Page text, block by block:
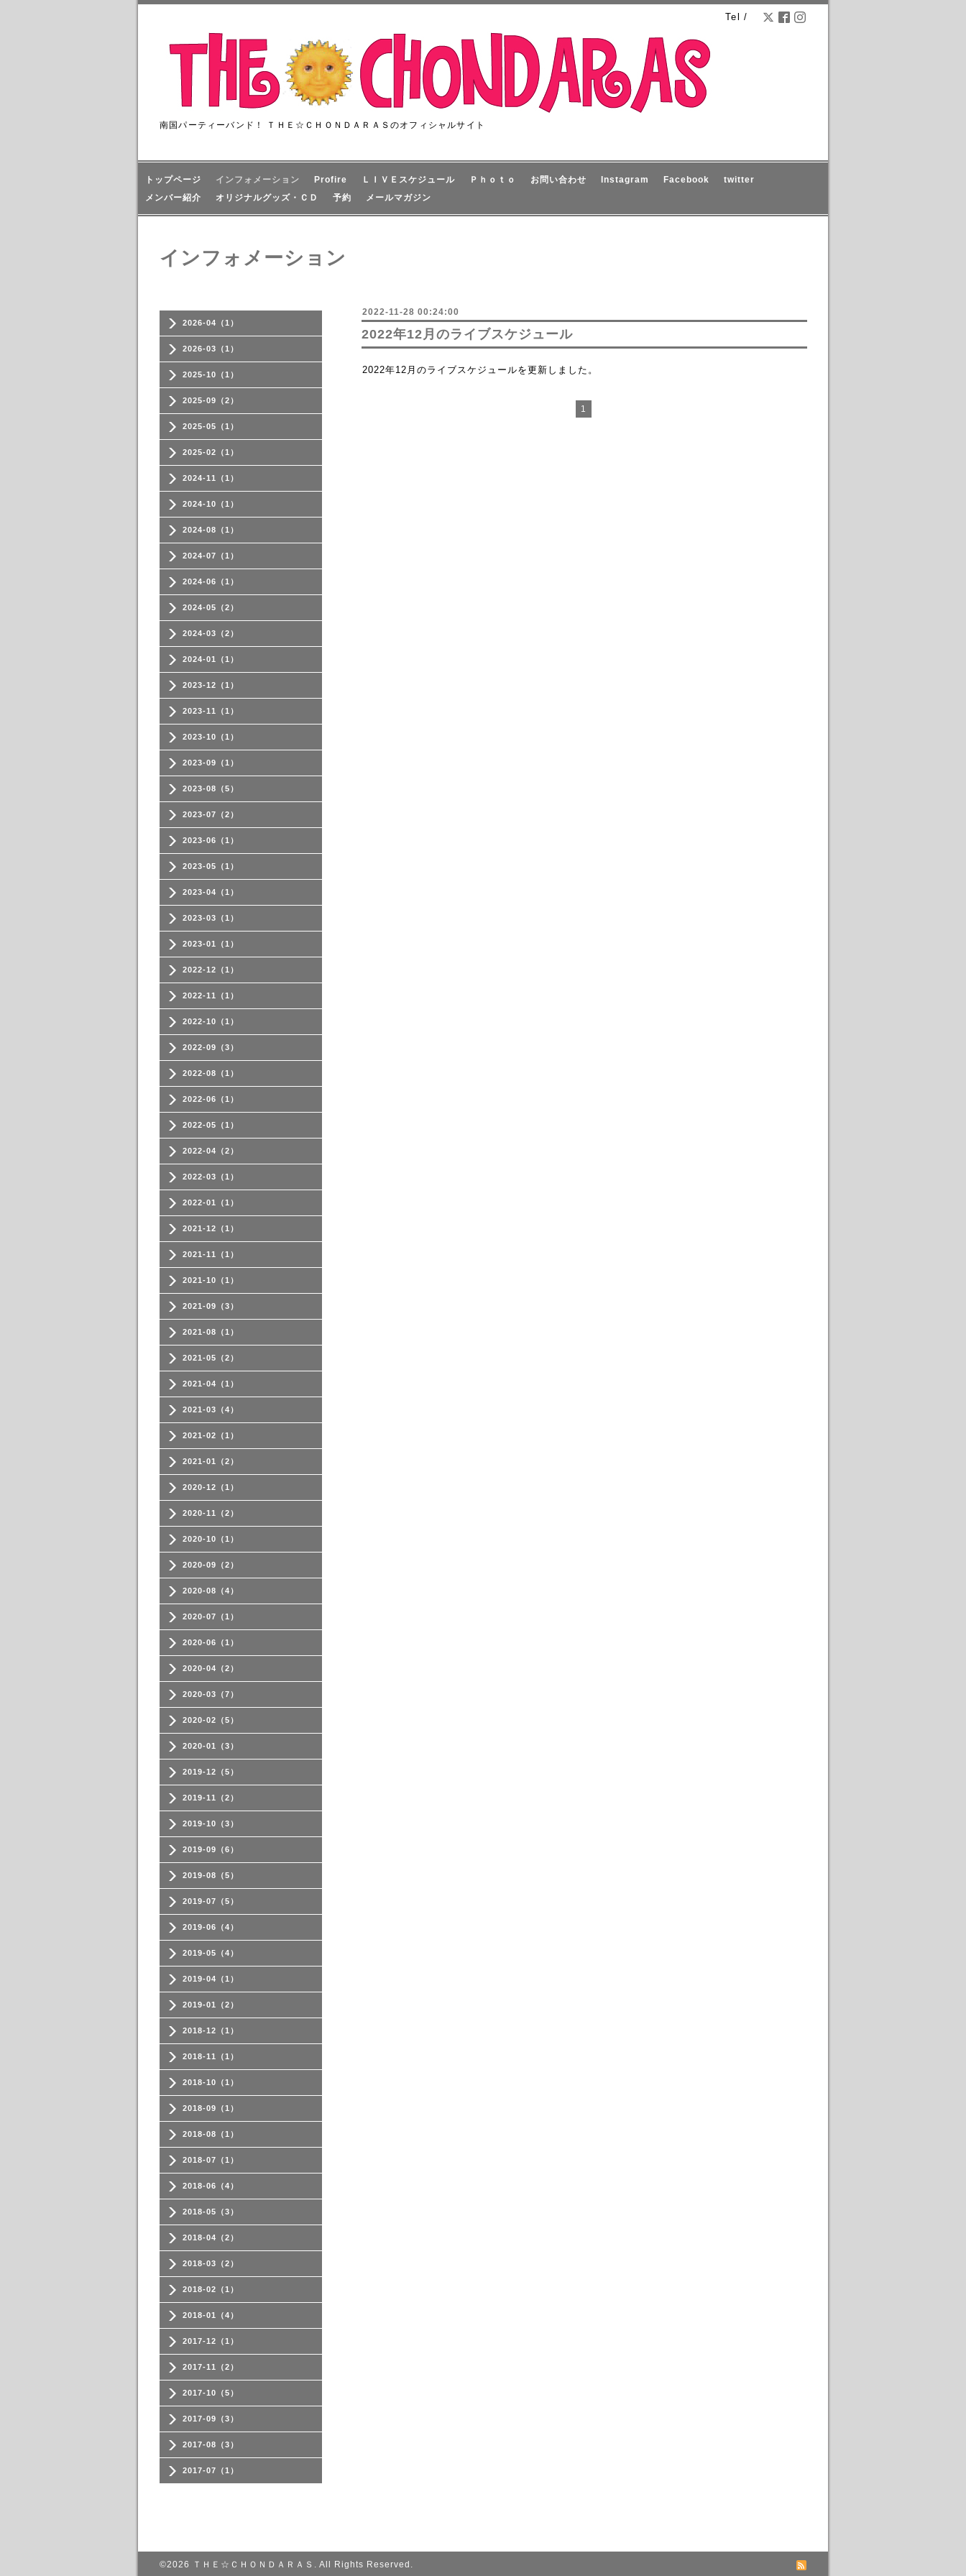
Tel /
南国パーティーバンド！ ＴＨＥ☆ＣＨＯＮＤＡＲＡＳのオフィシャルサイト
トップページ インフォメーション Profire ＬＩＶＥスケジュール Ｐｈｏｔｏ お問い合わせ Instagram Facebook
twitter
メンバー紹介
オリジナルグッズ・ＣＤ 予約 メールマガジン
2026-04（1）
2026-03（1）
2025-10（1）
2025-09（2）
2025-05（1）
2025-02（1）
2024-11（1）
2024-10（1）
2024-08（1）
2024-07（1）
2024-06（1）
2024-05（2）
2024-03（2）
2024-01（1）
2023-12（1）
2023-11（1）
2023-10（1）
2023-09（1）
2023-08（5）
2023-07（2）
2023-06（1）
2023-05（1）
2023-04（1）
2023-03（1）
2023-01（1）
2022-12（1）
2022-11（1）
2022-10（1）
2022-09（3）
2022-08（1）
2022-06（1）
2022-05（1）
2022-04（2）
2022-03（1）
2022-01（1）
2021-12（1）
2021-11（1）
2021-10（1）
2021-09（3）
2021-08（1）
2021-05（2）
2021-04（1）
2021-03（4）
2021-02（1）
2021-01（2）
2020-12（1）
2020-11（2）
2020-10（1）
2020-09（2）
2020-08（4）
2020-07（1）
2020-06（1）
2020-04（2）
2020-03（7）
2020-02（5）
2020-01（3）
2019-12（5）
2019-11（2）
2019-10（3）
2019-09（6）
2019-08（5）
2019-07（5）
2019-06（4）
2019-05（4）
2019-04（1）
2019-01（2）
2018-12（1）
2018-11（1）
2018-10（1）
2018-09（1）
2018-08（1）
2018-07（1）
2018-06（4）
2018-05（3）
2018-04（2）
2018-03（2）
2018-02（1）
2018-01（4）
2017-12（1）
2017-11（2）
2017-10（5）
2017-09（3）
2017-08（3）
2017-07（1）
インフォメーション
2022-11-28 00:24:00
2022年12月のライブスケジュール
2022年12月のライブスケジュールを更新しました。
1
©2026 ＴＨＥ☆ＣＨＯＮＤＡＲＡＳ . All Rights Reserved.